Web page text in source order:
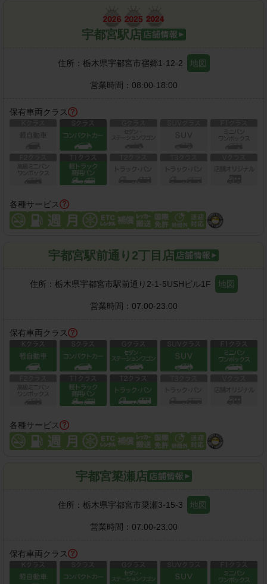
宇都宮駅店
住所： 栃木県宇都宮市宿郷1-12-2 地図
営業時間： 08:00-18:00
保有車両クラス
各種サービス
宇都宮駅前通り2丁目店
住所： 栃木県宇都宮市駅前通り2-1-5USHビル1F 地図
営業時間： 07:00-23:00
保有車両クラス
各種サービス
宇都宮簗瀬店
住所： 栃木県宇都宮市簗瀬3-15-3 地図
営業時間： 07:00-23:00
保有車両クラス